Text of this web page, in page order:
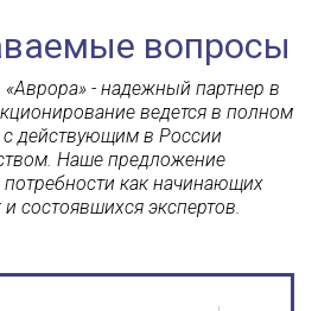
вопросы
- надежный партнер в
ведется в полном
с действующим в России
Наше предложение
как начинающих
состоявшихся экспертов.